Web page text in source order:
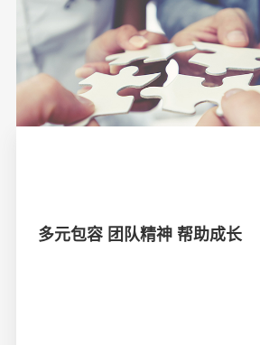
多元包容 团队精神 帮助成长